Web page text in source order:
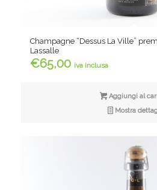
Champagne “Dessus La Ville”
Lassalle
€65,00 iva inclusa
Aggiungi al
Mostra